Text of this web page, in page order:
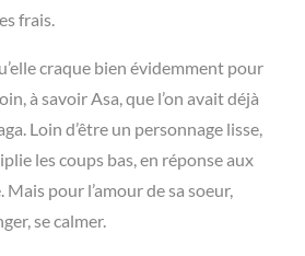
frais.
craque bien évidemment pour
à savoir Asa, que l’on avait déjà
Loin d’être un personnage lisse,
les coups bas, en réponse aux
Mais pour l’amour de sa soeur,
se calmer.